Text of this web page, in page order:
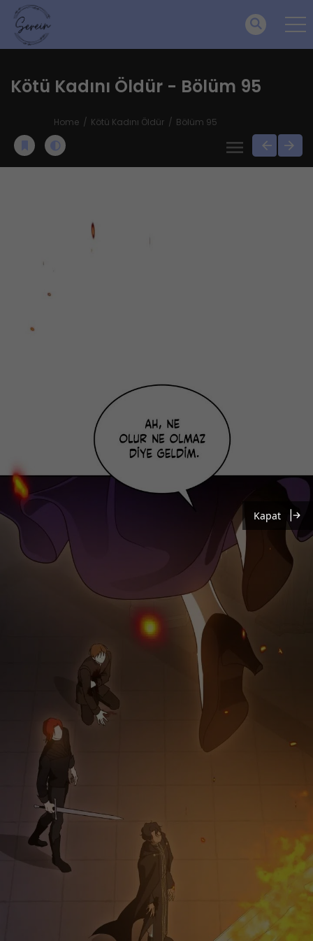
Kötü Kadını Öldür - Bölüm 95
Home Kötü Kadını Öldür Bölüm 95
Kapat